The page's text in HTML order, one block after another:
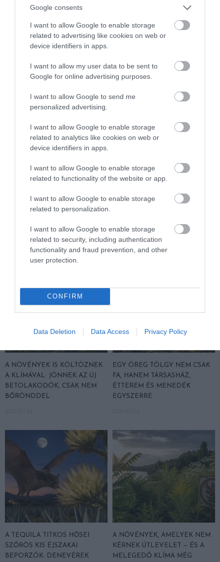
Google consents
I want to allow Google to enable storage
related to advertising like cookies on web or
device identifiers in apps.
I want to allow my user data to be sent to
Google for online advertising purposes.
I want to allow Google to send me
personalized advertising.
I want to allow Google to enable storage
related to analytics like cookies on web or
device identifiers in apps.
I want to allow Google to enable storage
related to functionality of the website or app.
I want to allow Google to enable storage
related to personalization.
I want to allow Google to enable storage
related to security, including authentication
functionality and fraud prevention, and other
user protection.
CONFIRM
Data Deletion Data Access Privacy Policy
KÖRNYÉKÉN: TERMÉSZET,
SZŐLŐ ÉS KOMLÓ
TALÁLKOZÁSA
FELETT: MI EZ A LÁTHATATLAN
FEDŐ, ÉS MI TÖRTÉNIK
AZ EGYHANGÚSÁGOT: A
VÁLTOZATOS NÖVÉNYZET
STRATÉGIA
2026-07-31
NEVEZTEK MEG, ÉS A FÖLD
HINNI MAGUNKAT
2026-07-30
A NÖVÉNYEK IS KÖLTÖZNEK
A KLÍMÁVAL: JÖNNEK AZ ÚJ
BETOLAKODÓK, CSAK NEM
BŐRÖNDDEL
EGY ÖREG TÖLGY NEM CSAK
FA, HANEM TÁRSASHÁZ,
ÉTTEREM ÉS MENEDÉK
EGYSZERRE
A TEQUILA TITKOS HŐSEI
SZŐRÖS KIS ÉJSZAKAI
BEPORZÓK: DENEVÉREK
A NÖVÉNYEK, AMELYEK NEM
KÉRNEK ÚTLEVELET — ÉS A
MELEGEDŐ KLÍMA MÉG